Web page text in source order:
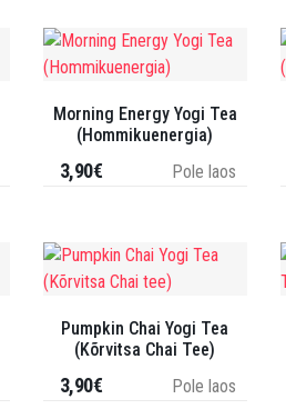
Morning Energy Yogi Tea
(Hommikuenergia)
Pole laos
3,90€
Pumpkin Chai Yogi Tea
(Kõrvitsa Chai Tee)
Pole laos
3,90€